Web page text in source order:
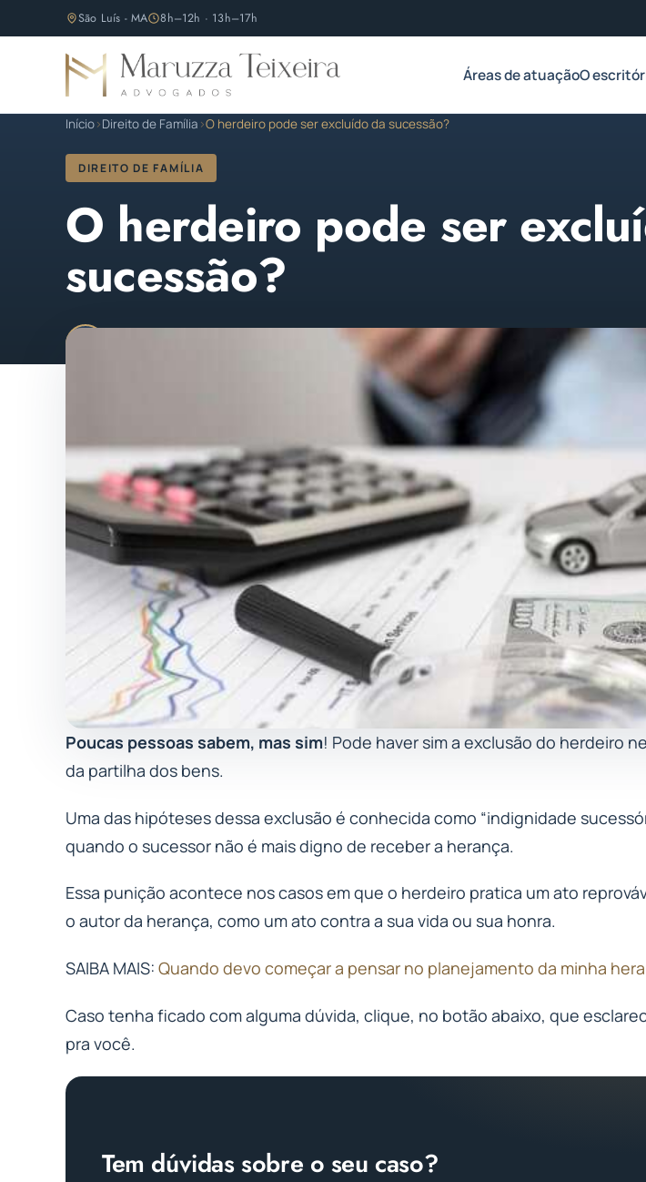
São Luís - MA 8h–12h · 13h–17h
Áreas de atuaçãoO
Início›Direito de Família ›O herdeiro pode ser excluído da sucessão?
DIREITO DE FAMÍLIA
O herdeiro pode ser
sucessão?
Publicado em 02 de maio de 2023 1 min de leitura
Poucas pessoas sabem, mas sim! Pode haver sim a exclusão do herdeiro
da partilha dos bens.
Uma das hipóteses dessa exclusão é conhecida como “indignidade
quando o sucessor não é mais digno de receber a herança.
Essa punição acontece nos casos em que o herdeiro pratica um ato
o autor da herança, como um ato contra a sua vida ou sua honra.
SAIBA MAIS: Quando devo começar a pensar no planejamento da minha
Caso tenha ficado com alguma dúvida, clique, no botão abaixo, que
pra você.
Tem dúvidas sobre o seu caso?